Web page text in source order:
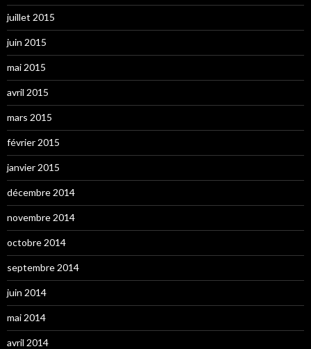
juillet 2015
juin 2015
mai 2015
avril 2015
mars 2015
février 2015
janvier 2015
décembre 2014
novembre 2014
octobre 2014
septembre 2014
juin 2014
mai 2014
avril 2014